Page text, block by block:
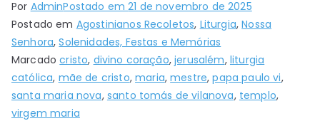
Por AdminPostado em21 de novembro de 2025
Postado em Agostinianos Recoletos, Liturgia,Nossa
Senhora,Solenidades, Festas e Memórias
Marcadocristo, divino coração,jerusalém, liturgia
católica, mãe de cristo,maria,mestre,papa paulo vi,
santa maria nova, santo tomás de vilanova, templo,
virgem maria